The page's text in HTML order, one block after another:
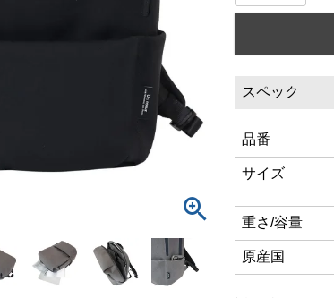
スペック
品番
サイズ
重さ/容量
原産国